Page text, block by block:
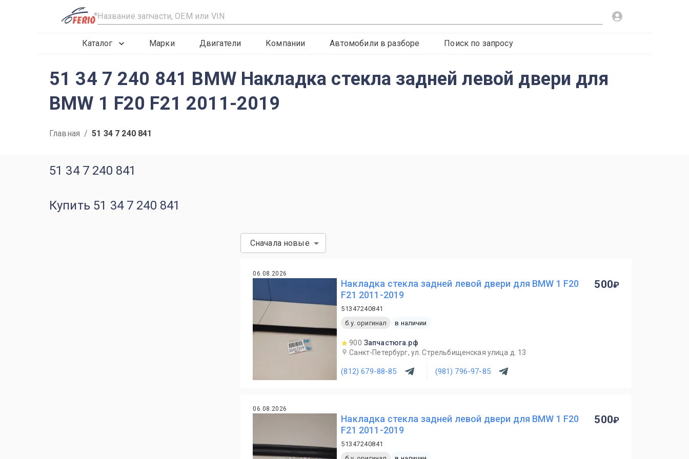
R
Каталог Марки Двигатели Компании Автомобили в разборе Поиск по запросу
51 34 7 240 841 BMW Накладка стекла задней левой двери для
BMW 1 F20 F21 2011-2019
Главная / 51 34 7 240 841
51 34 7 240 841
Купить 51 34 7 240 841
Сначала новые
06.08.2026
Накладка стекла задней левой двери для BMW 1 F20
F21 2011-2019
51347240841
б.у. оригинал
в наличии
900 Запчастюга.рф
Санкт-Петербург, ул. Стрельбищенская улица д. 13
(812) 679-88-85 (981) 796-97-85
500
06.08.2026
Накладка стекла задней левой двери для BMW 1 F20
F21 2011-2019
51347240841
500